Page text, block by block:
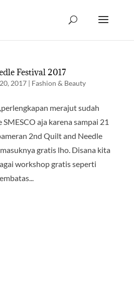
Festival 2017
2017| Fashion & Beauty
merajut sudah
SMESCO aja karena sampai 21
2nd Quilt and Needle
gratis lho. Disana kita
workshop gratis seperti